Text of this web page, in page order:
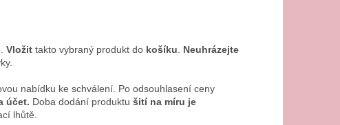
Vložit takto vybraný produkt do košíku
Neuhrázejte
nabídku ke schválení. Po odsouhlasení ceny
účet. Doba dodání produktu šití na míru je
lhůtě.